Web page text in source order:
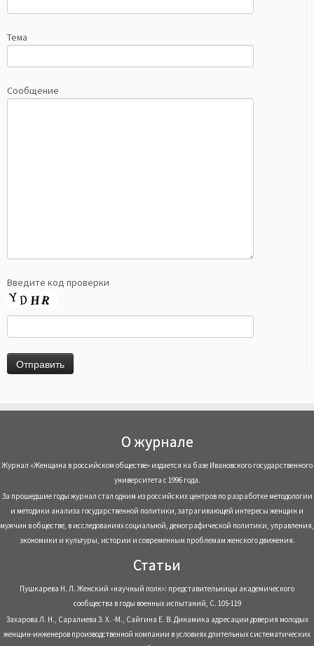
Тема
Сообщение
Введите код проверки
О журнале
Журнал «Женщина в российском обществе» издается на базе Ивановского государственного
университета с 1996 года.
За прошедшие годы журнал стал одним из российских центров по разработке методологии
и методики анализа государственной политики, затрагивающей интересы женщин и
мужчин в обществе, в исследованиях социальной, демографической политики, управления,
экономики и культуры, истории и современным проблемам женского движения.
Статьи
Пушкарева Н. Л. Женский «научный полк»: представительницы академического
сообщества в годы военных испытаний, С. 105-119
Захарова Л. Н., Саралиева З. Х. -М., Сайгина Е. В. Динамика адресации доверия молодых
женщин-инженеров производственной компании в условиях длительных систематических